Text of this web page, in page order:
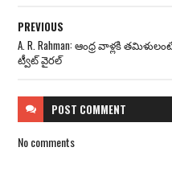
PREVIOUS
A. R. Rahman: ఆంధ్ర వాళ్ల‌కి
ట్వీట్ వైర‌ల్‌
POST COMMENT
No comments